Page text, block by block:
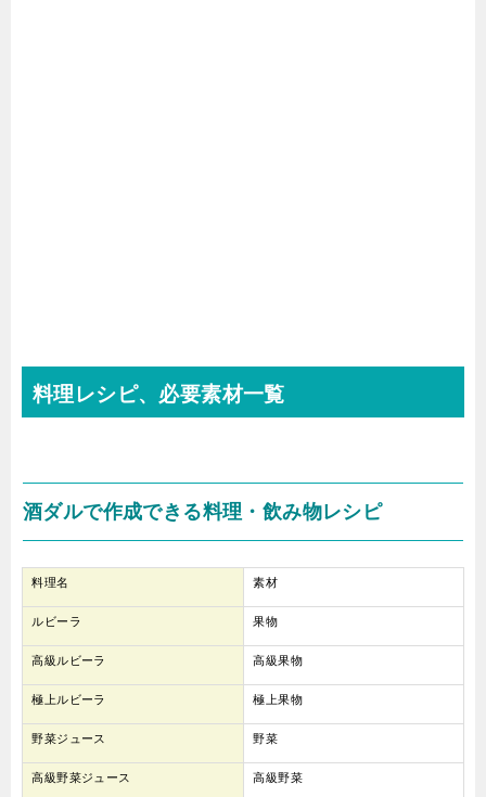
料理レシピ、必要素材一覧
酒ダルで作成できる料理・飲み物レシピ
料理名 素材
ルビーラ 果物
高級ルビーラ 高級果物
極上ルビーラ 極上果物
野菜ジュース 野菜
高級野菜ジュース 高級野菜